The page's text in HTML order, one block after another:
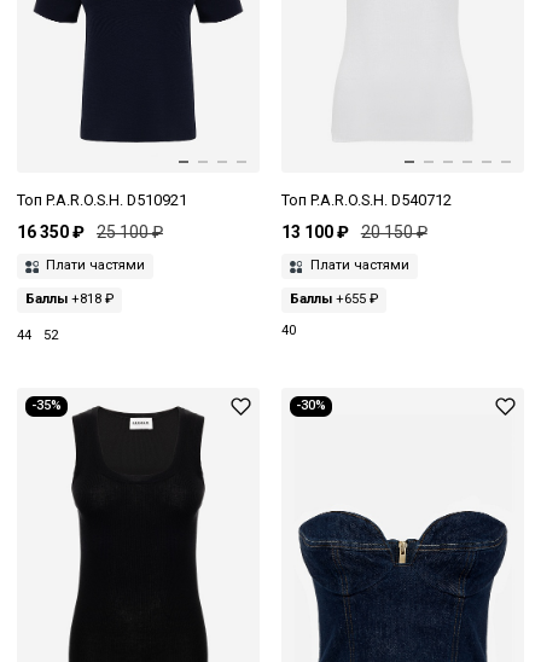
Топ P.A.R.O.S.H. D510921
16 350 ₽ 25 100 ₽
Плати частями
Баллы +818 ₽
44 52
Топ P.A.R.O.S.H. D540712
13 100 ₽ 20 150 ₽
Плати частями
Баллы+655 ₽
40
-35% -30%